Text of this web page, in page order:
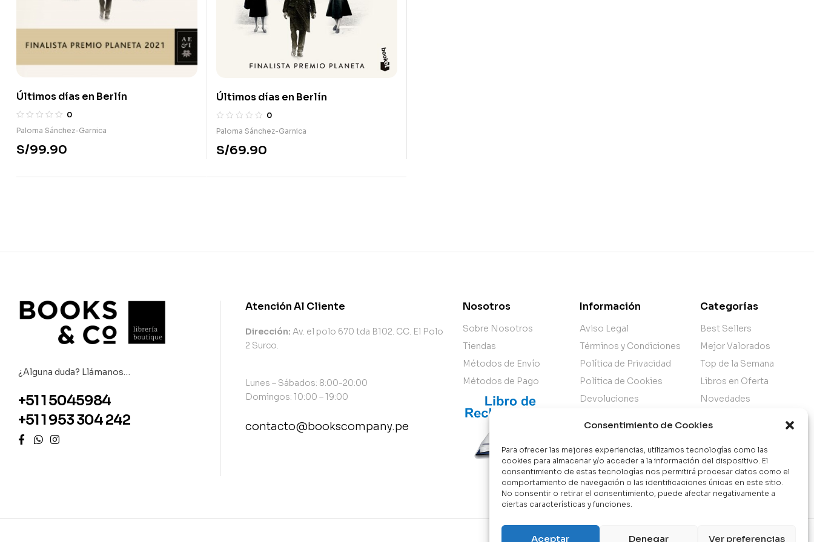
Consentimiento de Cookies
Para ofrecer las mejores experiencias, utilizamos tecnologías como las
cookies para almacenar y/o acceder a la información del dispositivo. El
consentimiento de estas tecnologías nos permitirá procesar datos como el
comportamiento de navegación o las identificaciones únicas en este sitio.
No consentir o retirar el consentimiento, puede afectar negativamente a
ciertas características y funciones.
Aceptar Denegar Ver preferencias
Últimos días en Berlín
0
Paloma Sánchez-Garnica
S/99.90
Últimos días en Berlín
0
Paloma Sánchez-Garnica
S/69.90
¿Alguna duda? Llámanos…
+51 1 5045984
+51 1 953 304 242
Atención Al Cliente
Dirección: Av. el polo 670 tda B102. CC. El Polo
2 Surco.
Lunes – Sábados: 8:00-20:00
Domingos: 10:00 – 19:00
contacto@bookscompany.pe
Nosotros
Sobre Nosotros
Tiendas
Métodos de Envío
Métodos de Pago
Información
Aviso Legal
Términos y Condiciones
Política de Privacidad
Política de Cookies
Devoluciones
Categorías
Best Sellers
Mejor Valorados
Top de la Semana
Libros en Oferta
Novedades